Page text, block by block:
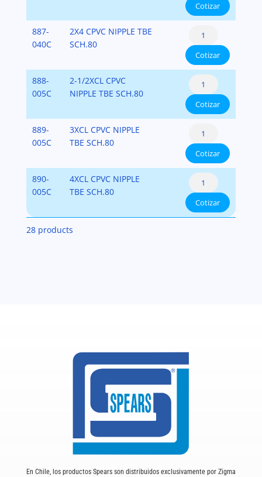
cantidad
80
Nipples
CPVC
SCH.80
cantidad
Cotizar
887-
040C
2X4 CPVC NIPPLE TBE
SCH.80
CPVC
Schedule
80
Nipples
CPVC
SCH.80
cantidad
Cotizar
888-
005C
2-1/2XCL CPVC
NIPPLE TBE SCH.80
CPVC
Schedule
80
Nipples
CPVC
SCH.80
cantidad
Cotizar
889-
005C
3XCL CPVC NIPPLE
TBE SCH.80
CPVC
Schedule
80
Nipples
CPVC
SCH.80
cantidad
Cotizar
890-
005C
4XCL CPVC NIPPLE
TBE SCH.80
CPVC
Schedule
80
Nipples
Cotizar
28 products
En Chile, los productos Spears son distribuidos exclusivamente por Zigma